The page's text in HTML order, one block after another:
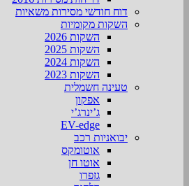
דוח חודשי מסירות משאיות
השקות מקומיות
השקות 2026
השקות 2025
השקות 2024
השקות 2023
טעינה חשמלית
אפקון
ג’ינרג’י
EV-edge
יבואניות רכב
אוטומקס
אוטו חן
גזפרו